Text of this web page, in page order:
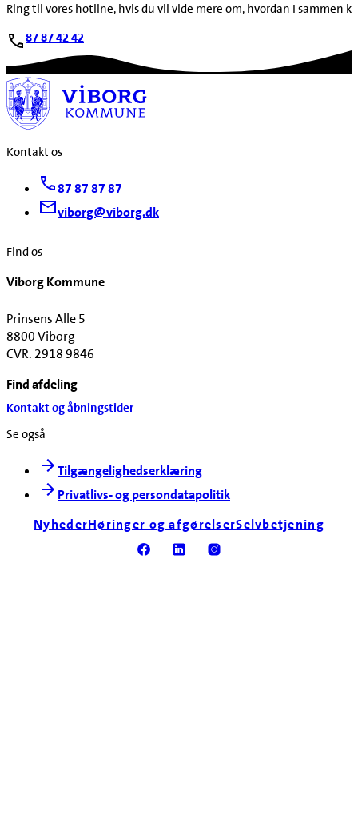
Ring til vores hotline, hvis du vil vide mere om, hvordan I sammen
87 87 42 42
Kontakt os
87 87 87 87
viborg@viborg.dk
Find os
Viborg Kommune
Prinsens Alle 5
8800 Viborg
CVR. 2918 9846
Find afdeling
Kontakt og åbningstider
Se også
Tilgængelighedserklæring
Privatlivs- og persondatapolitik
NyhederHøringer og afgørelserSelvbetjening